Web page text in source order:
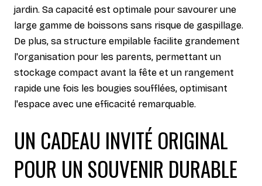
jardin. Sa capacité est optimale pour savourer une
large gamme de boissons sans risque de gaspillage.
De plus, sa structure empilable facilite grandement
l'organisation pour les parents, permettant un
stockage compact avant la fête et un rangement
rapide une fois les bougies soufflées, optimisant
l'espace avec une efficacité remarquable.
UN CADEAU INVITÉ ORIGINAL
POUR UN SOUVENIR DURABLE